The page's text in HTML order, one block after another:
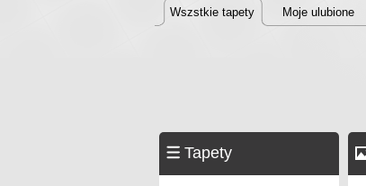
Wszstkie tapety Moje ulubione
Tapety